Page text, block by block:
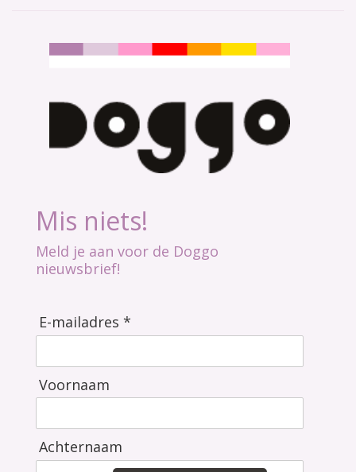
Mis niets!
Meld je aan voor de Doggo
nieuwsbrief!
E-mailadres *
Voornaam
Achternaam